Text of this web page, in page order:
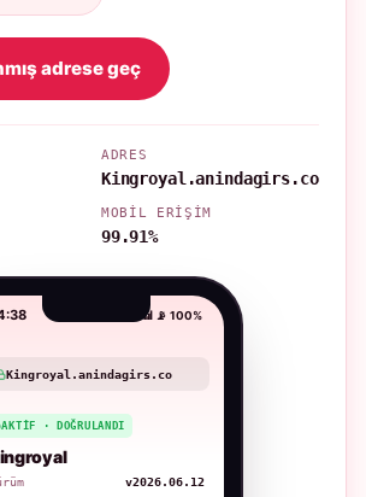
adrese geç
ADRES
Kingroyal.anindagirs.co
MOBIL ERIŞIM
99.91%
📶 📡 100%
Kingroyal.anindagirs.co
AKTIF · DOĞRULANDI
v2026.06.12